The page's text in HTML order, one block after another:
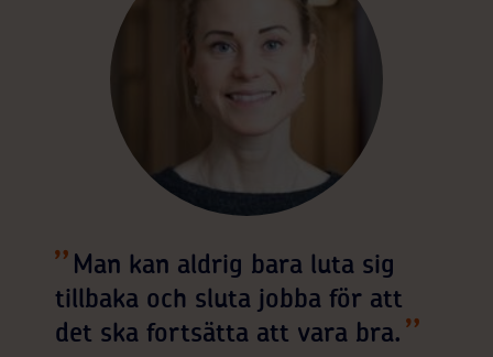
Man kan aldrig bara luta sig
tillbaka och sluta jobba för att
det ska fortsätta att vara bra.